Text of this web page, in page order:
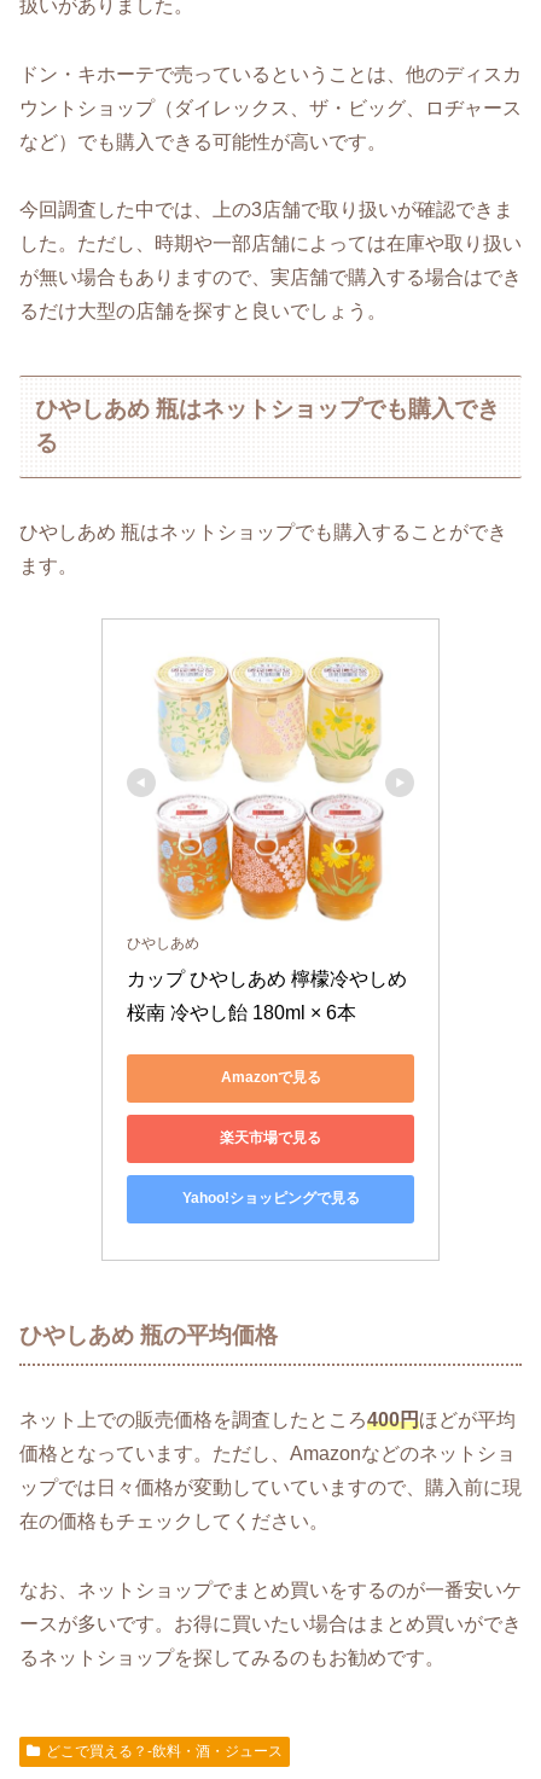
扱いがありました。
ドン・キホーテで売っているということは、他のディスカ
ウントショップ（ダイレックス、ザ・ビッグ、ロヂャース
など）でも購入できる可能性が高いです。
今回調査した中では、上の3店舗で取り扱いが確認できま
した。ただし、時期や一部店舗によっては在庫や取り扱い
が無い場合もありますので、実店舗で購入する場合はでき
るだけ大型の店舗を探すと良いでしょう。
ひやしあめ 瓶はネットショップでも購入でき
る
ひやしあめ 瓶はネットショップでも購入することができ
ます。
ひやしあめ
カップ ひやしあめ 檸檬冷やしめ
桜南 冷やし飴 180ml × 6本
Amazonで見る
楽天市場で見る
Yahoo!ショッピングで見る
ひやしあめ 瓶の平均価格
ネット上での販売価格を調査したところ400円ほどが平均
価格となっています。ただし、Amazonなどのネットショ
ップでは日々価格が変動していていますので、購入前に現
在の価格もチェックしてください。
なお、ネットショップでまとめ買いをするのが一番安いケ
ースが多いです。お得に買いたい場合はまとめ買いができ
るネットショップを探してみるのもお勧めです。
どこで買える？-飲料・酒・ジュース